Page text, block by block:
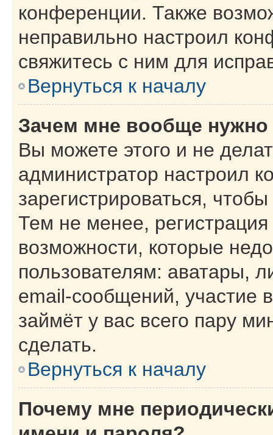
конференции. Также
неправильно настроил
свяжитесь с ним для
Вернуться к началу
Зачем мне вообще нужно
Вы можете этого и не
администратор настроил
зарегистрироваться,
Тем не менее,
возможности, которые
пользователям: аватары,
email-сообщений, участие
займёт у вас всего пару
сделать.
Вернуться к началу
Почему мне